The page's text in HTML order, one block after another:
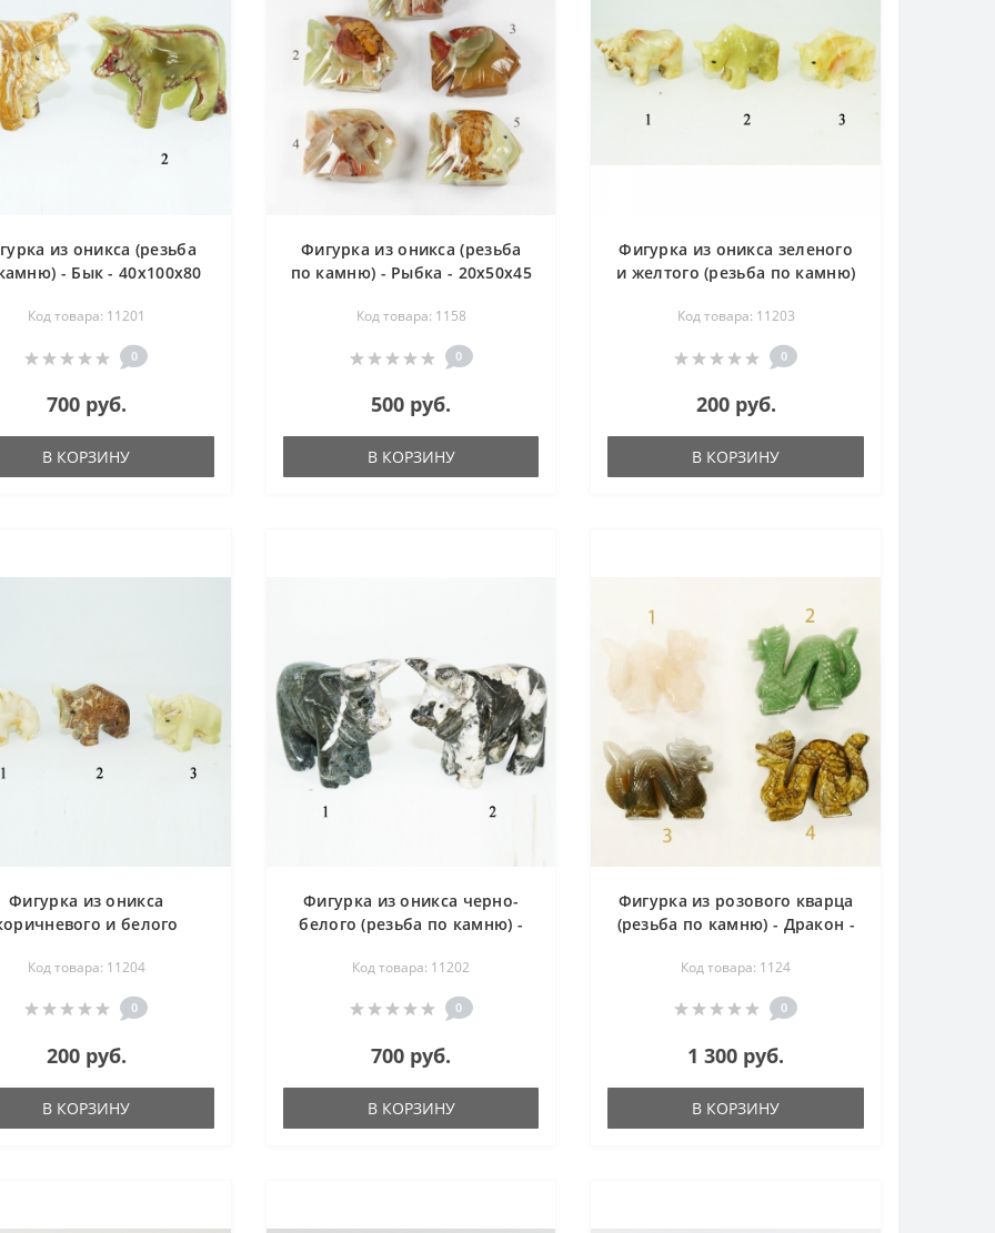
из оникса (резьба
- Бык - 40х100х80
Код товара: 11201
0
700 руб.
В КОРЗИНУ
Фигурка из оникса (резьба
по камню) - Рыбка - 20х50х45
Код товара: 1158
0
500 руб.
В КОРЗИНУ
Фигурка из оникса зеленого
и желтого (резьба по камню)
Код товара: 11203
0
200 руб.
В КОРЗИНУ
Фигурка из оникса
и белого
18х50х40 мм
Код товара: 11204
0
200 руб.
В КОРЗИНУ
Фигурка из оникса черно-
белого (резьба по камню) -
Код товара: 11202
0
700 руб.
В КОРЗИНУ
Фигурка из розового кварца
(резьба по камню) - Дракон -
Код товара: 1124
0
1 300 руб.
В КОРЗИНУ